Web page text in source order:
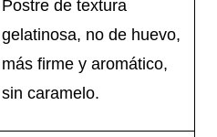
Postre de textura
gelatinosa, no de huevo,
más firme y aromático,
sin caramelo.